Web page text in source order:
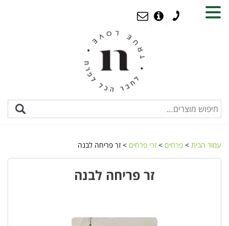
עמוד הבית > פרחים > זרי פרחים > זר פריחה לבנה
זר פריחה לבנה